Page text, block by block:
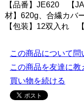
【品番】JE620 【
材】620g、合繊カバ
【包装】12双入れ
この商品について問
この商品を友達に教
買い物を続ける